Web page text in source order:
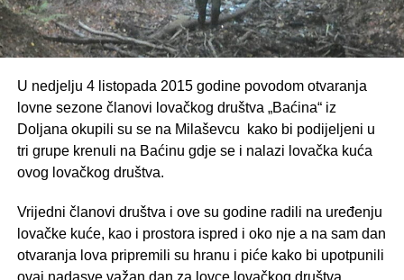
U nedjelju 4 listopada 2015 godine povodom otvaranja
lovne sezone članovi lovačkog društva „Baćina“ iz
Doljana okupili su se na Milaševcu kako bi podijeljeni u
tri grupe krenuli na Baćinu gdje se i nalazi lovačka kuća
ovog lovačkog društva.
Vrijedni članovi društva i ove su godine radili na uređenju
lovačke kuće, kao i prostora ispred i oko nje a na sam dan
otvaranja lova pripremili su hranu i piće kako bi upotpunili
ovaj nadasve važan dan za lovce lovačkog društva